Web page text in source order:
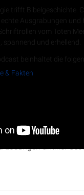
trifft Bibelgeschichte:
Ausgrabungen und
vom Toten
spannend und erhellend.
beinhaltet die
& Fakten
tückischen
Lösungen antiker